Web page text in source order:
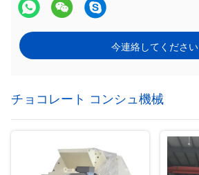
今連絡してください
チョコレート コンシュ機械